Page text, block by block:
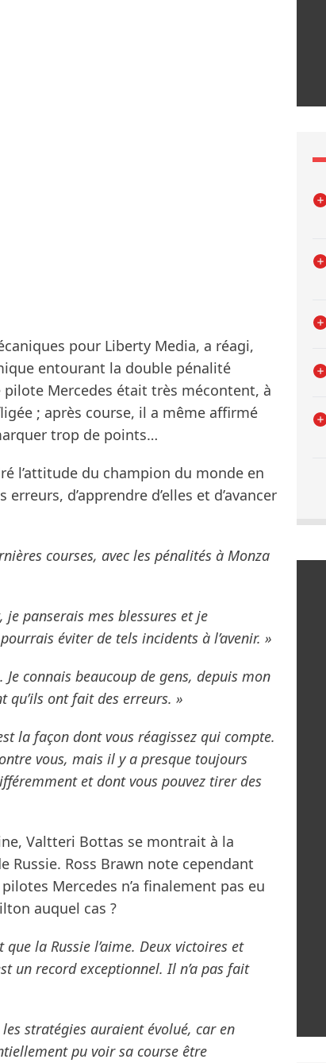
pour Liberty Media, a réagi,
entourant la double pénalité
Mercedes était très mécontent, à
; après course, il a même affirmé
trop de points…
l’attitude du champion du monde en
d’apprendre d’elles et d’avancer
courses, avec les pénalités à Monza
panserais mes blessures et je
éviter de tels incidents à l’avenir. »
Je connais beaucoup de gens, depuis mon
qu’ils ont fait des erreurs. »
la façon dont vous réagissez qui compte.
vous, mais il y a presque toujours
et dont vous pouvez tirer des
Valtteri Bottas se montrait à la
Russie. Ross Brawn note cependant
Mercedes n’a finalement pas eu
auquel cas ?
la Russie l’aime. Deux victoires et
un record exceptionnel. Il n’a pas fait
stratégies auraient évolué, car en
pu voir sa course être